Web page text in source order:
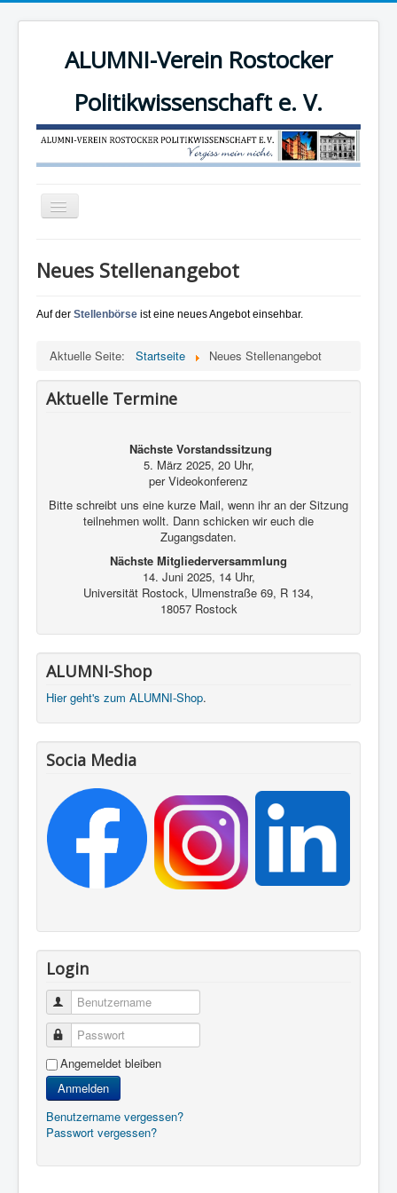
ALUMNI-Verein Rostocker
Politikwissenschaft e. V.
Navigation
Der Verein
Angebote
Kontakt und Impressum
Neues Stellenangebot
Auf der Stellenbörse ist eine neues Angebot einsehbar.
Aktuelle Seite: Startseite Neues Stellenangebot
Aktuelle Termine
Nächste Vorstandssitzung
5. März 2025, 20 Uhr,
per Videokonferenz
Bitte schreibt uns eine kurze Mail, wenn ihr an der Sitzung
teilnehmen wollt. Dann schicken wir euch die
Zugangsdaten.
Nächste Mitgliederversammlung
14. Juni 2025, 14 Uhr,
Universität Rostock, Ulmenstraße 69, R 134,
18057 Rostock
ALUMNI-Shop
Hier geht's zum ALUMNI-Shop.
Socia Media
Login
Benutzername
Passwort
Angemeldet bleiben
Anmelden
Benutzername vergessen?
Passwort vergessen?